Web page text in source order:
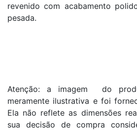
revenido com acabamento
pesada.
Atenção: a imagem do
meramente ilustrativa e foi
Ela não reflete as dimensões
sua decisão de compra